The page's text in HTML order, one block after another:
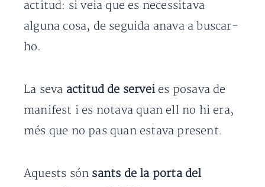
actitud: si veia que es necessitava
alguna cosa, de seguida anava a buscar-
ho.
La seva actitud de servei es posava de
manifest i es notava quan ell no hi era,
més que no pas quan estava present.
Aquests són sants de la porta del